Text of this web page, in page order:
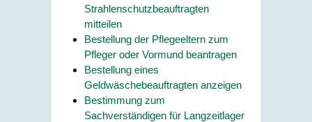
Strahlenschutzbeauftragten
mitteilen
Bestellung der Pflegeeltern zum
Pfleger oder Vormund beantragen
Bestellung eines
Geldwäschebeauftragten anzeigen
Bestimmung zum
Sachverständigen für Langzeitlager